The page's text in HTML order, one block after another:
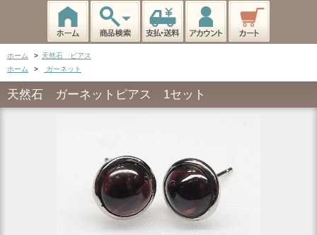
ホーム > 天然石 ピアス
ホーム
> ガーネット
天然石 ガーネットピアス 1セット